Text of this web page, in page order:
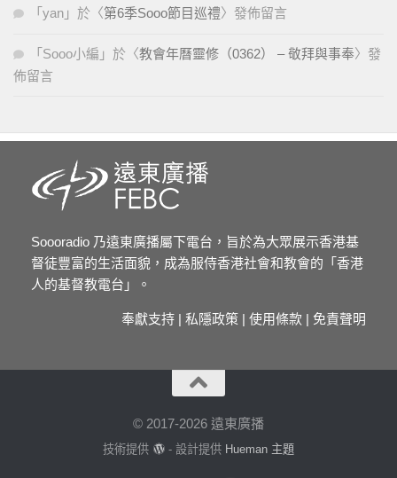
「 yan 」於〈第6季Sooo節目巡禮〉發佈留言
「 Sooo小編 」於〈教會年曆靈修（0362） – 敬拜與事奉〉發
佈留言
Soooradio 乃遠東廣播屬下電台，旨於為大眾展示香港基
督徒豐富的生活面貌，成為服侍香港社會和教會的「香港
人的基督教電台」。
奉獻支持 | 私隱政策 | 使用條款 | 免責聲明
© 2017-2026 遠東廣播
技術提供 - 設計提供 Hueman 主題